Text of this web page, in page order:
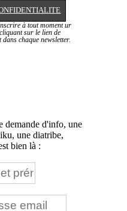
à tout moment ur
sur le lien de
dans chaque newsletter.
demande d'info, une
une diatribe,
bien là :